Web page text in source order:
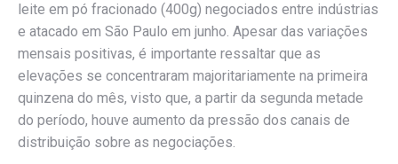
leite em pó fracionado (400g) negociados entre indústrias
e atacado em São Paulo em junho. Apesar das variações
mensais positivas, é importante ressaltar que as
elevações se concentraram majoritariamente na primeira
quinzena do mês, visto que, a partir da segunda metade
do período, houve aumento da pressão dos canais de
distribuição sobre as negociações.